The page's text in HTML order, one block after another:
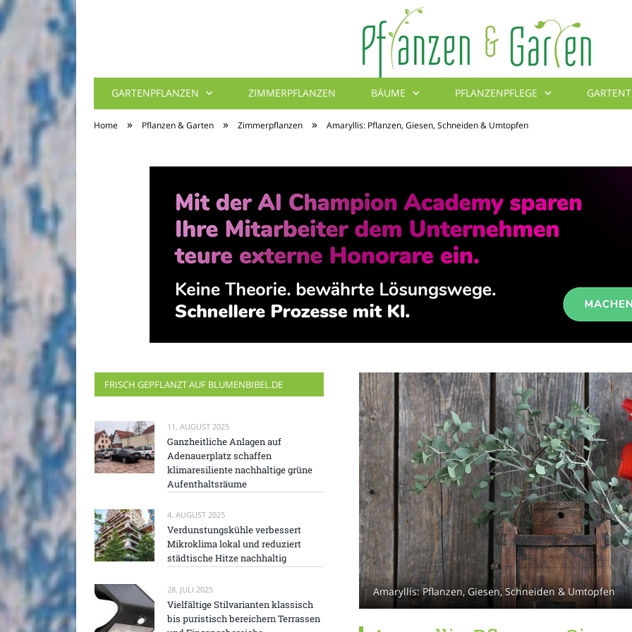
Blumenbibel
GARTENPFLANZEN ZIMMERPFLANZEN BÄUME PFLANZENPFLEGE
Home » Pflanzen & Garten » Zimmerpflanzen » Amaryllis: Pflanzen, Giesen, Schneiden & Umtopfen
Amaryllis: Pflanzen, Giesen, Schneiden & Umtopfen
FRISCH GEPFLANZT AUF BLUMENBIBEL.DE
11. AUGUST 2025
Ganzheitliche Anlagen auf
Adenauerplatz schaffen
klimaresiliente nachhaltige grüne
Aufenthaltsräume
4. AUGUST 2025
Verdunstungskühle verbessert
Mikroklima lokal und reduziert
städtische Hitze nachhaltig
28. JULI 2025
Vielfältige Stilvarianten klassisch
bis puristisch bereichern Terrassen